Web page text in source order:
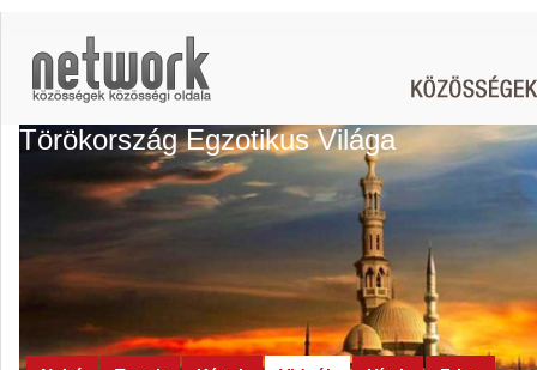
Törökország Egzotikus Világa